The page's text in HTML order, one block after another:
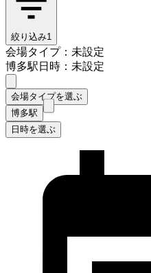
絞り込み1
会場タイプ：未設定
博多駅日時：未設定
会場タイプを選ぶ
博多駅
日時を選ぶ